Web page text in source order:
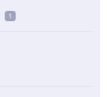
1